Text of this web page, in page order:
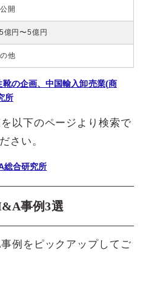
開
億円〜5億円
他
靴の企画、中国輸入卸売業(商
所
以下のページより検索で
さい。
総合研究所
事例3選
例をピックアップしてご